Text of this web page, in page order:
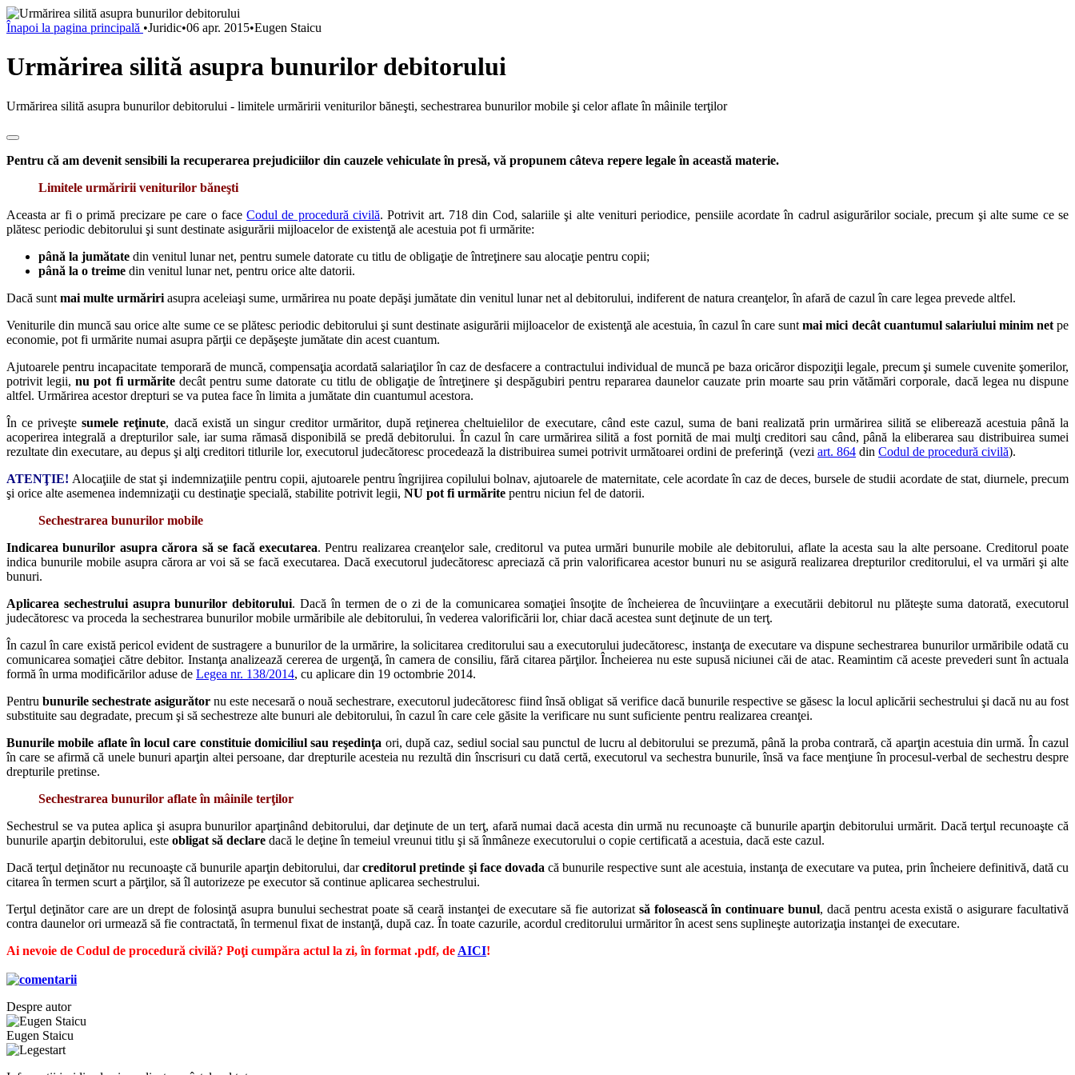
Înapoi la pagina principală •Juridic•06 apr. 2015•Eugen Staicu
Urmărirea silită asupra bunurilor debitorului
Urmărirea silită asupra bunurilor debitorului - limitele urmăririi veniturilor băneşti, sechestrarea bunurilor mobile şi celor aflate în mâinile terţilor
Pentru că am devenit sensibili la recuperarea prejudiciilor din cauzele vehiculate în presă, vă propunem câteva repere legale în această materie.
Limitele urmăririi veniturilor băneşti
Aceasta ar fi o primă precizare pe care o faceCodul de procedură civilă. Potrivit art. 718 din Cod, salariile şi alte venituri periodice, pensiile acordate în cadrul asigurărilor sociale, precum şi alte sume ce se
plătesc periodic debitorului şi sunt destinate asigurării mijloacelor de existenţă ale acestuia pot fi urmărite:
până la jumătate din venitul lunar net, pentru sumele datorate cu titlu de obligaţie de întreţinere sau alocaţie pentru copii;
până la o treime din venitul lunar net, pentru orice alte datorii.
Dacă sunt mai multe urmăriri asupra aceleiaşi sume, urmărirea nu poate depăşi jumătate din venitul lunar net al debitorului, indiferent de natura creanţelor, în afară de cazul în care legea prevede altfel.
Veniturile din muncă sau orice alte sume ce se plătesc periodic debitorului şi sunt destinate asigurării mijloacelor de existenţă ale acestuia, în cazul în care suntmai mici decât cuantumul salariului minim netpe
economie, pot fi urmărite numai asupra părţii ce depăşeşte jumătate din acest cuantum.
Ajutoarele pentru incapacitate temporară de muncă, compensaţia acordată salariaţilor în caz de desfacere a contractului individual de muncă pe baza oricăror dispoziţii legale, precum şi sumele cuvenite şomerilor,
potrivit legii,nu pot fi urmăritedecât pentru sume datorate cu titlu de obligaţie de întreţinere şi despăgubiri pentru repararea daunelor cauzate prin moarte sau prin vătămări corporale, dacă legea nu dispune
altfel. Urmărirea acestor drepturi se va putea face în limita a jumătate din cuantumul acestora.
În ce priveştesumele reţinute, dacă există un singur creditor urmăritor, după reţinerea cheltuielilor de executare, când este cazul, suma de bani realizată prin urmărirea silită se eliberează acestuia până la
acoperirea integrală a drepturilor sale, iar suma rămasă disponibilă se predă debitorului. În cazul în care urmărirea silită a fost pornită de mai mulţi creditori sau când, până la eliberarea sau distribuirea sumei
rezultate din executare, au depus şi alţi creditori titlurile lor, executorul judecătoresc procedează la distribuirea sumei potrivit următoarei ordini de preferinţă (vezi art. 864 din Codul de procedură civilă).
ATENŢIE! Alocaţiile de stat şi indemnizaţiile pentru copii, ajutoarele pentru îngrijirea copilului bolnav, ajutoarele de maternitate, cele acordate în caz de deces, bursele de studii acordate de stat, diurnele, precum
şi orice alte asemenea indemnizaţii cu destinaţie specială, stabilite potrivit legii, NU pot fi urmărite pentru niciun fel de datorii.
Sechestrarea bunurilor mobile
Indicarea bunurilor asupra cărora să se facă executarea. Pentru realizarea creanţelor sale, creditorul va putea urmări bunurile mobile ale debitorului, aflate la acesta sau la alte persoane. Creditorul poate
indica bunurile mobile asupra cărora ar voi să se facă executarea. Dacă executorul judecătoresc apreciază că prin valorificarea acestor bunuri nu se asigură realizarea drepturilor creditorului, el va urmări şi alte
bunuri.
Aplicarea sechestrului asupra bunurilor debitorului. Dacă în termen de o zi de la comunicarea somaţiei însoţite de încheierea de încuviinţare a executării debitorul nu plăteşte suma datorată, executorul
judecătoresc va proceda la sechestrarea bunurilor mobile urmăribile ale debitorului, în vederea valorificării lor, chiar dacă acestea sunt deţinute de un terţ.
În cazul în care există pericol evident de sustragere a bunurilor de la urmărire, la solicitarea creditorului sau a executorului judecătoresc, instanţa de executare va dispune sechestrarea bunurilor urmăribile odată cu
comunicarea somaţiei către debitor. Instanţa analizează cererea de urgenţă, în camera de consiliu, fără citarea părţilor. Încheierea nu este supusă niciunei căi de atac. Reamintim că aceste prevederi sunt în actuala
formă în urma modificărilor aduse de Legea nr. 138/2014, cu aplicare din 19 octombrie 2014.
Pentrubunurile sechestrate asigurător nu este necesară o nouă sechestrare, executorul judecătoresc fiind însă obligat să verifice dacă bunurile respective se găsesc la locul aplicării sechestrului şi dacă nu au fost
substituite sau degradate, precum şi să sechestreze alte bunuri ale debitorului, în cazul în care cele găsite la verificare nu sunt suficiente pentru realizarea creanţei.
Bunurile mobile aflate în locul care constituie domiciliul sau reşedinţa ori, după caz, sediul social sau punctul de lucru al debitorului se prezumă, până la proba contrară, că aparţin acestuia din urmă. În cazul
în care se afirmă că unele bunuri aparţin altei persoane, dar drepturile acesteia nu rezultă din înscrisuri cu dată certă, executorul va sechestra bunurile, însă va face menţiune în procesul-verbal de sechestru despre
drepturile pretinse.
Sechestrarea bunurilor aflate în mâinile terţilor
Sechestrul se va putea aplica şi asupra bunurilor aparţinând debitorului, dar deţinute de un terţ, afară numai dacă acesta din urmă nu recunoaşte că bunurile aparţin debitorului urmărit. Dacă terţul recunoaşte că
bunurile aparţin debitorului, este obligat să declare dacă le deţine în temeiul vreunui titlu şi să înmâneze executorului o copie certificată a acestuia, dacă este cazul.
Dacă terţul deţinător nu recunoaşte că bunurile aparţin debitorului, darcreditorul pretinde şi face dovada că bunurile respective sunt ale acestuia, instanţa de executare va putea, prin încheiere definitivă, dată cu
citarea în termen scurt a părţilor, să îl autorizeze pe executor să continue aplicarea sechestrului.
Terţul deţinător care are un drept de folosinţă asupra bunului sechestrat poate să ceară instanţei de executare să fie autorizat să folosească în continuare bunul, dacă pentru acesta există o asigurare facultativă
contra daunelor ori urmează să fie contractată, în termenul fixat de instanţă, după caz. În toate cazurile, acordul creditorului urmăritor în acest sens suplineşte autorizaţia instanţei de executare.
Ai nevoie de Codul de procedură civilă? Poţi cumpăra actul la zi, în format .pdf, de AICI!
Despre autor
Eugen Staicu